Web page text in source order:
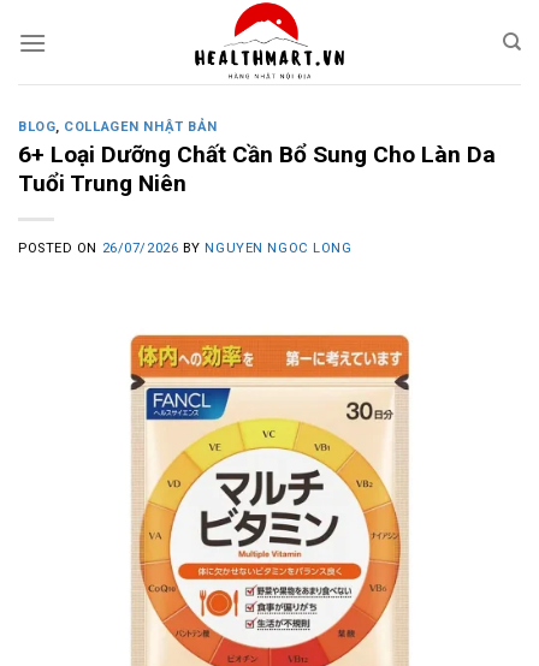
BLOG, COLLAGEN NHẬT BẢN
6+ Loại Dưỡng Chất Cần Bổ Sung Cho Làn Da
Tuổi Trung Niên
POSTED ON 26/07/2026 BY NGUYEN NGOC LONG